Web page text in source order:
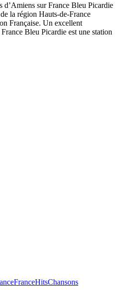
d’Amiens sur France Bleu Picardie
la région Hauts-de-France
Française. Un excellent
Bleu Picardie est une station
FranceHitsChansons